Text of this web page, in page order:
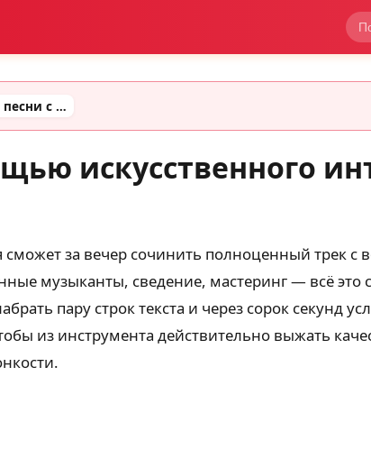
Создание качественной песни с помощью искусственного интеллекта Suno
искусственного
за вечер сочинить полноценный трек с
музыканты, сведение, мастеринг — всё это
пару строк текста и через сорок секунд
из инструмента действительно выжать